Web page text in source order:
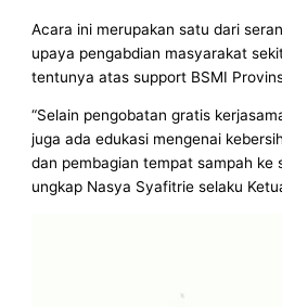
Acara ini merupakan satu dari
upaya pengabdian masyarakat
tentunya atas support BSMI
“Selain pengobatan gratis
juga ada edukasi mengenai
dan pembagian tempat sampah ke
ungkap Nasya Syafitrie selaku